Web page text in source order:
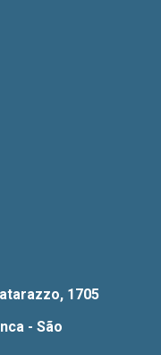
1705
- São